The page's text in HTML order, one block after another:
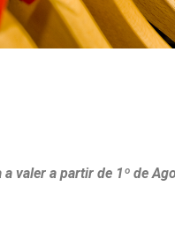
a valer a partir de 1º de